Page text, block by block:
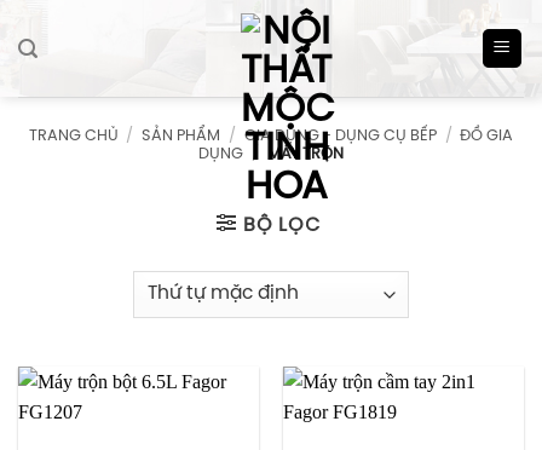
TRANG CHỦ / SẢN PHẨM / GIA DỤNG - DỤNG CỤ BẾP / ĐỒ GIA
DỤNG
MÁY TRỘN
BỘ LỌC